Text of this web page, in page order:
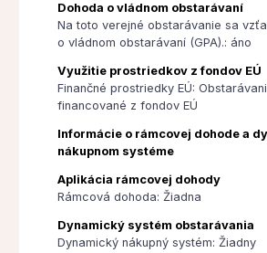
Dohoda o vládnom obstarávaní
Na toto verejné obstarávanie sa
o vládnom obstarávaní (GPA).: áno
Využitie prostriedkov z fondov EÚ
Finančné prostriedky EÚ:
financované z fondov EÚ
Informácie o rámcovej dohode a
nákupnom systéme
Aplikácia rámcovej dohody
Rámcová dohoda: Žiadna
Dynamický systém obstarávania
Dynamický nákupný systém: Žiadny